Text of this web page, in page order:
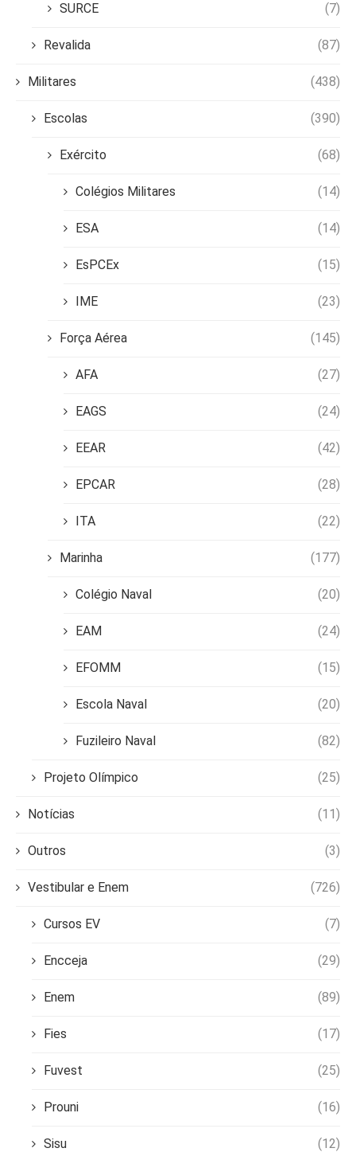
SURCE (7)
Revalida (87)
Militares (438)
Escolas (390)
Exército (68)
Colégios Militares (14)
ESA (14)
EsPCEx (15)
IME (23)
Força Aérea (145)
AFA (27)
EAGS (24)
EEAR (42)
EPCAR (28)
ITA (22)
Marinha (177)
Colégio Naval (20)
EAM (24)
EFOMM (15)
Escola Naval (20)
Fuzileiro Naval (82)
Projeto Olímpico (25)
Notícias (11)
Outros (3)
Vestibular e Enem (726)
Cursos EV (7)
Encceja (29)
Enem (89)
Fies (17)
Fuvest (25)
Prouni (16)
Sisu (12)